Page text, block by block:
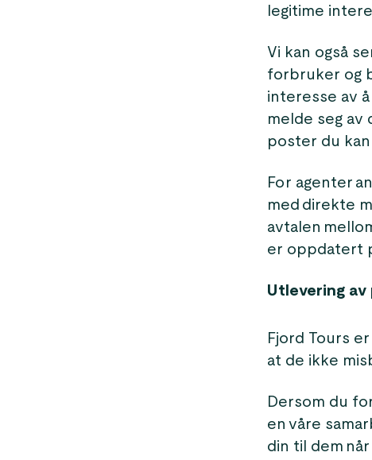
legitime
Vi kan også
forbruker og
interesse av
melde seg av
poster du
For agenter
med direkte
avtalen
er oppdatert
Utlevering
Fjord Tours
at de ikke
Dersom du
en våre
din til dem